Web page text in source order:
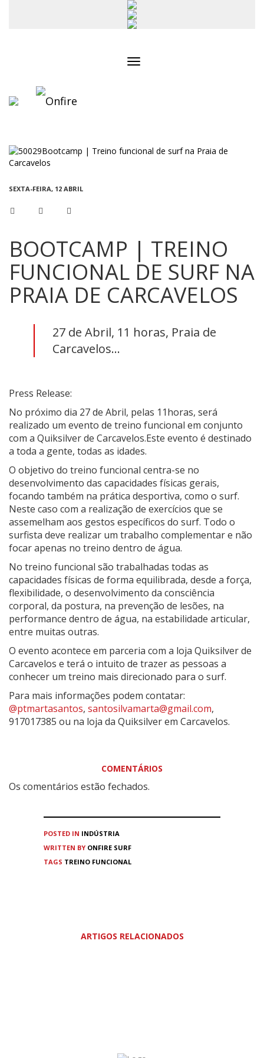
SEXTA-FEIRA, 12 ABRIL
BOOTCAMP | TREINO
FUNCIONAL DE SURF NA
PRAIA DE CARCAVELOS
27 de Abril, 11 horas, Praia de
Carcavelos...
Press Release:
No próximo dia 27 de Abril, pelas 11horas, será
realizado um evento de treino funcional em conjunto
com a Quiksilver de Carcavelos.Este evento é destinado
a toda a gente, todas as idades.
O objetivo do treino funcional centra-se no
desenvolvimento das capacidades físicas gerais,
focando também na prática desportiva, como o surf.
Neste caso com a realização de exercícios que se
assemelham aos gestos específicos do surf. Todo o
surfista deve realizar um trabalho complementar e não
focar apenas no treino dentro de água.
No treino funcional são trabalhadas todas as
capacidades físicas de forma equilibrada, desde a força,
flexibilidade, o desenvolvimento da consciência
corporal, da postura, na prevenção de lesões, na
performance dentro de água, na estabilidade articular,
entre muitas outras.
O evento acontece em parceria com a loja Quiksilver de
Carcavelos e terá o intuito de trazer as pessoas a
conhecer um treino mais direcionado para o surf.
Para mais informações podem contatar:
@ptmartasantos, santosilvamarta@gmail.com,
917017385 ou na loja da Quiksilver em Carcavelos.
COMENTÁRIOS
Os comentários estão fechados.
POSTED IN INDÚSTRIA
WRITTEN BY ONFIRE SURF
TAGS TREINO FUNCIONAL
ARTIGOS RELACIONADOS